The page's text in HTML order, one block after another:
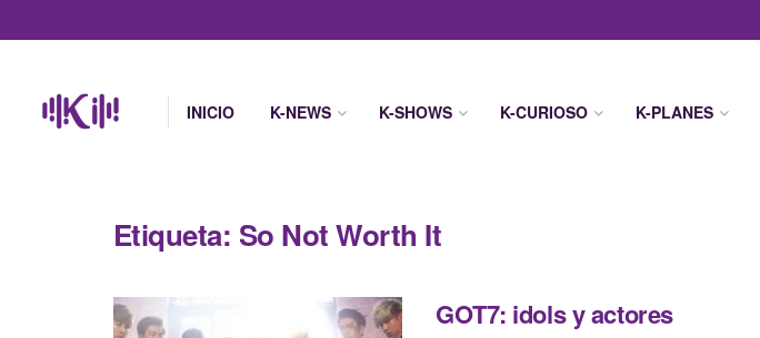
INICIO K-NEWS K-SHOWS K-CURIOSO K-PLANES
Etiqueta: So Not Worth It
GOT7: idols y actores